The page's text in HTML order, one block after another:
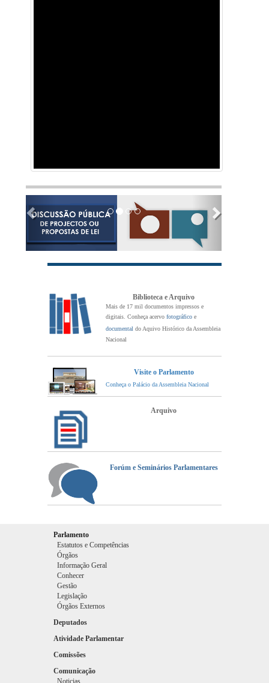
Previous Next
Biblioteca e Arquivo
Mais de 17 mil documentos impressos e
digitais. Conheça acervo fotográfico e
documental do Aquivo Histórico da Assembleia
Nacional
Visite o Parlamento
Conheça o Palácio da Assembleia Nacional
Arquivo
Forúm e Seminários Parlamentares
Parlamento
Estatutos e Competências
Órgãos
Informação Geral
Conhecer
Gestão
Legislação
Órgãos Externos
Deputados
Atividade Parlamentar
Comissões
Comunicação
Noticias